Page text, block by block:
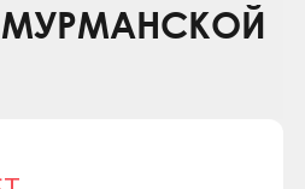
МУРМАНСКОЙ